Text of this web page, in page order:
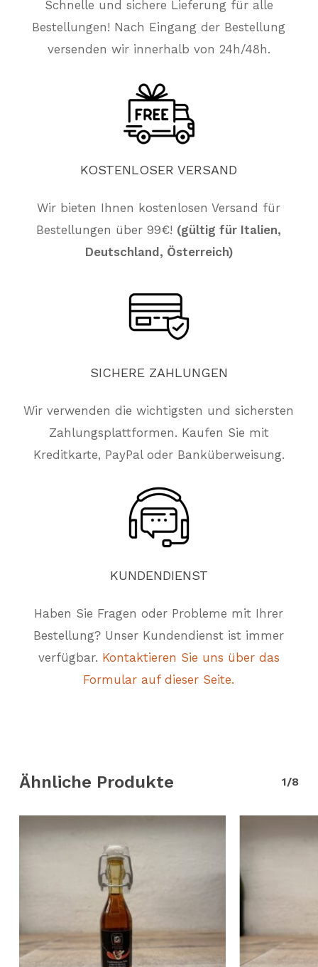
Es befinden sich keine Produkte im
Warenkorb.
Schnelle und sichere Lieferung für alle
Bestellungen! Nach Eingang der Bestellung
versenden wir innerhalb von 24h/48h.
KOSTENLOSER VERSAND
Wir bieten Ihnen kostenlosen Versand für
Bestellungen über 99€! (gültig für Italien,
Deutschland, Österreich)
SICHERE ZAHLUNGEN
Wir verwenden die wichtigsten und sichersten
Zahlungsplattformen. Kaufen Sie mit
Kreditkarte, PayPal oder Banküberweisung.
KUNDENDIENST
Haben Sie Fragen oder Probleme mit Ihrer
Bestellung? Unser Kundendienst ist immer
verfügbar. Kontaktieren Sie uns über das
Formular auf dieser Seite.
Ähnliche Produkte 1/8